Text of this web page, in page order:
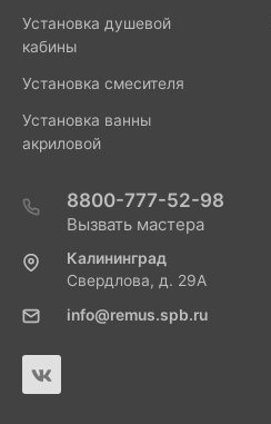
Установка душевой
кабины
Установка смесителя
Установка ванны
акриловой
8800-777-52-98
Вызвать мастера
Калининград
Свердлова, д. 29А
info@remus.spb.ru